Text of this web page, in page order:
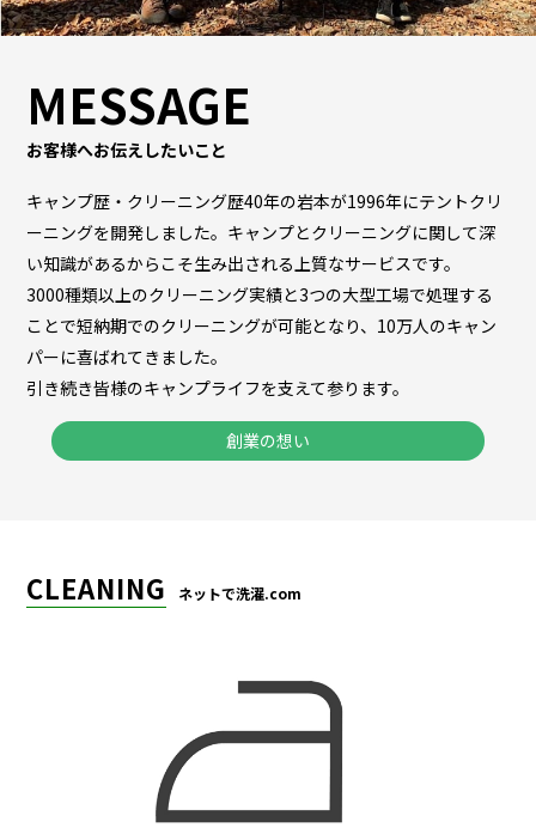
MESSAGE
お客様へお伝えしたいこと
キャンプ歴・クリーニング歴40年の岩本が1996年にテントクリ
ーニングを開発しました。キャンプとクリーニングに関して深
い知識があるからこそ生み出される上質なサービスです。
3000種類以上のクリーニング実績と3つの大型工場で処理する
ことで短納期でのクリーニングが可能となり、10万人のキャン
パーに喜ばれてきました。
引き続き皆様のキャンプライフを支えて参ります。
創業の想い
CLEANING ネットで洗濯.com